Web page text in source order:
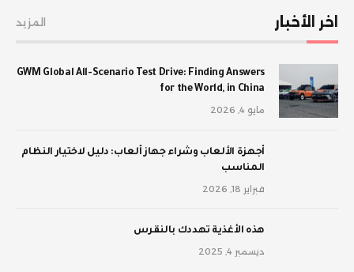
اخر الأخبار المزيد
GWM Global All-Scenario Test Drive: Finding Answers
for the World, in China
مايو 4, 2026
أجهزة الألعاب وشراء جهاز ألعاب: دليل لاختيار النظام
المناسب
فبراير 18, 2026
‫هذه الأغذية تهددك بالنقرس
ديسمبر 4, 2025